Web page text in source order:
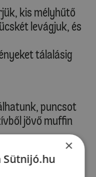
kis mélyhűtő
levágjuk, és
tálalásig
puncsot
jövő muffin
már előző nap×
Sütnijó.hu